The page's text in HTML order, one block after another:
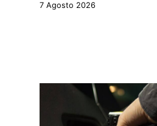
7 Agosto 2026